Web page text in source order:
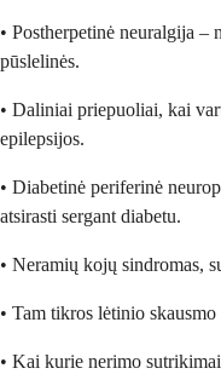
• Postherpetinė neuralgija –
pūslelinės.
• Daliniai priepuoliai, kai
epilepsijos.
• Diabetinė periferinė
atsirasti sergant diabetu.
• Neramių kojų sindromas,
• Tam tikros lėtinio
• Kai kurie nerimo